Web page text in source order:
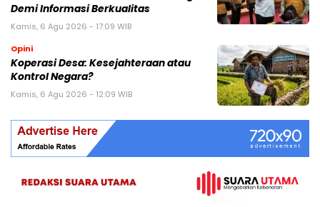
Demi Informasi Berkualitas
Kamis, 6 Agu 2026 - 17:09 WIB
Opini
Koperasi Desa: Kesejahteraan atau
Kontrol Negara?
Kamis, 6 Agu 2026 - 12:09 WIB